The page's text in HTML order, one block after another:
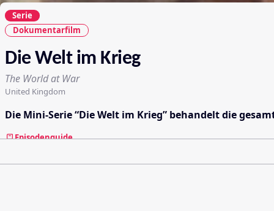
Serie
Dokumentarfilm
Die Welt im Krieg
The World at War
United Kingdom
Die Mini-Serie “Die Welt im Krieg” behandelt die
Episodenguide